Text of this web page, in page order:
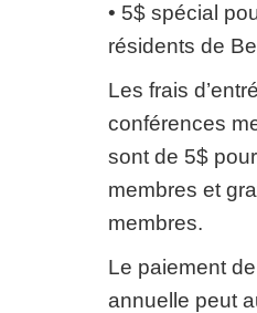
• 5$ spécial
résidents de
Les frais
conférences
sont de 5$
membres et
membres.
Le paiement
annuelle peut